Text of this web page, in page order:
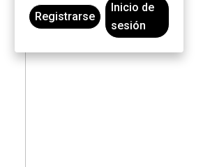
Registrarse
Inicio de
sesión